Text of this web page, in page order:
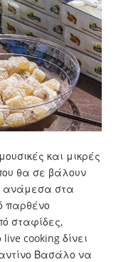
και μικρές
θα σε βάλουν
ανάμεσα στα
παρθένο
σταφίδες,
cooking δίνει
Βασάλο να